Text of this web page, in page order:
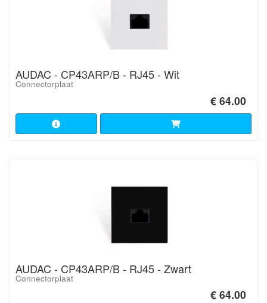
AUDAC - CP43ARP/B - RJ45 - Wit
Connectorplaat
€ 64.00
AUDAC - CP43ARP/B - RJ45 - Zwart
Connectorplaat
€ 64.00